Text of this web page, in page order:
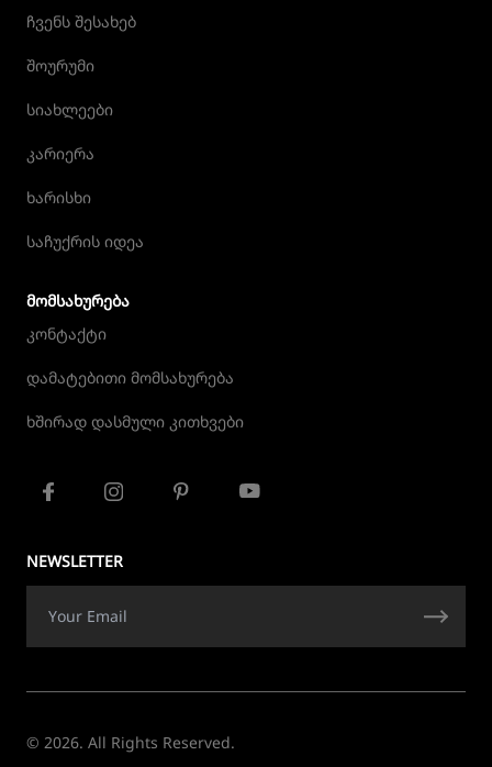
ჩვენს შესახებ
შოურუმი
სიახლეები
კარიერა
ხარისხი
საჩუქრის იდეა
ᲛᲝᲛᲡᲐᲮᲣᲠᲔᲑᲐ
კონტაქტი
დამატებითი მომსახურება
ხშირად დასმული კითხვები
NEWSLETTER
© 2026. All Rights Reserved.